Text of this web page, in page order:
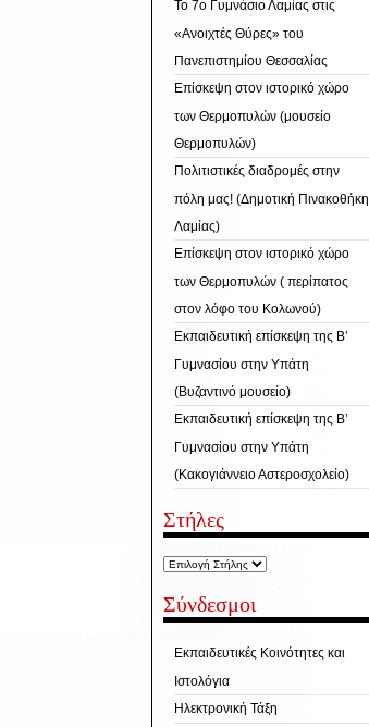
Το 7ο Γυμνάσιο Λαμίας στις
«Ανοιχτές Θύρες» του
Πανεπιστημίου Θεσσαλίας
Επίσκεψη στον ιστορικό χώρο
των Θερμοπυλών (μουσείο
Θερμοπυλών)
Πολιτιστικές διαδρομές στην
πόλη μας! (Δημοτική Πινακοθήκη
Λαμίας)
Επίσκεψη στον ιστορικό χώρο
των Θερμοπυλών ( περίπατος
στον λόφο του Κολωνού)
Εκπαιδευτική επίσκεψη της Β’
Γυμνασίου στην Υπάτη
(Βυζαντινό μουσείο)
Εκπαιδευτική επίσκεψη της Β’
Γυμνασίου στην Υπάτη
(Κακογιάννειο Αστεροσχολείο)
Στήλες
Σύνδεσμοι
Εκπαιδευτικές Κοινότητες και
Ιστολόγια
Ηλεκτρονική Τάξη